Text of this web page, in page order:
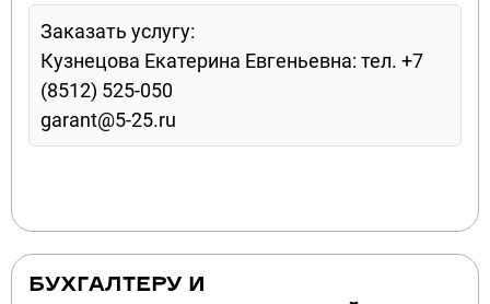
Заказать услугу:
Кузнецова Екатерина Евгеньевна: тел. +7
(8512) 525-050
garant@5-25.ru
БУХГАЛТЕРУ И